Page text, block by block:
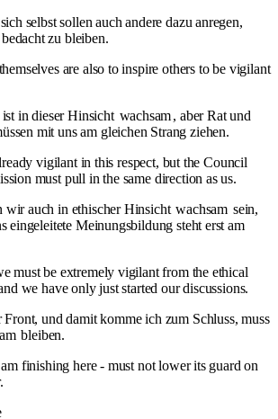
selbst sollen auch andere dazu anregen,
zu bleiben.
are also to inspire others to be vigilant
in dieser Hinsicht wachsam, aber Rat und
mit uns am gleichen Strang ziehen.
vigilant in this respect, but the Council
must pull in the same direction as us.
wir auch in ethischer Hinsicht wachsam sein,
eingeleitete Meinungsbildung steht erst am
must be extremely vigilant from the ethical
we have only just started our discussions.
Front, und damit komme ich zum Schluss, muss
bleiben.
finishing here - must not lower its guard on